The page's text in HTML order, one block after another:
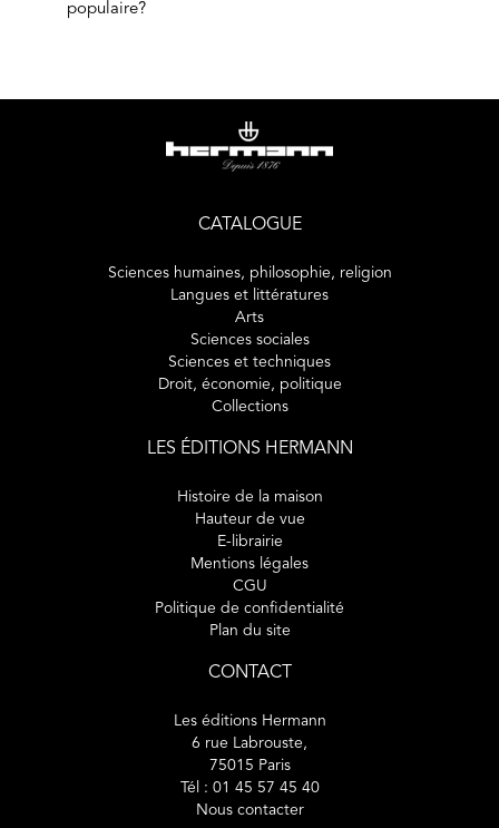
populaire?
CATALOGUE
Sciences humaines, philosophie, religion
Langues et littératures
Arts
Sciences sociales
Sciences et techniques
Droit, économie, politique
Collections
LES ÉDITIONS HERMANN
Histoire de la maison
Hauteur de vue
E-librairie
Mentions légales
CGU
Politique de confidentialité
Plan du site
CONTACT
Les éditions Hermann
6 rue Labrouste,
75015 Paris
Tél : 01 45 57 45 40
Nous contacter